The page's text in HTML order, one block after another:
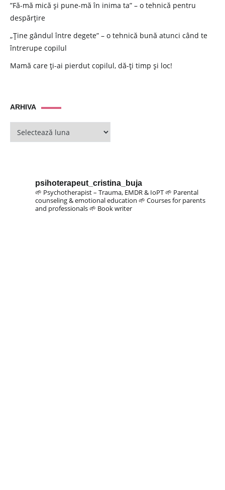
”Fă-mă mică și pune-mă în inima ta” – o tehnică pentru
despărțire
„Ține gândul între degete” – o tehnică bună atunci când te
întrerupe copilul
Mamă care ți-ai pierdut copilul, dă-ți timp și loc!
ARHIVAARHIVA
psihoterapeut_cristina_buja
🌱 Psychotherapist – Trauma, EMDR & IoPT🌱 Parental
counseling & emotional education 🌱 Courses for parents
and professionals🌱 Book writer